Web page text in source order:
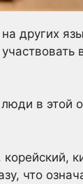
других
в этой
что